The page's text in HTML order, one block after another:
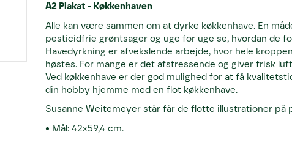
A2 Plakat - Køkkenhaven
Alle kan være sammen om at dyrke køkkenhave. En
pesticidfrie grøntsager og uge for uge se, hvordan de
Havedyrkning er afvekslende arbejde, hvor hele
høstes. For mange er det afstressende og giver frisk
Ved køkkenhave er der god mulighed for at få
din hobby hjemme med en flot køkkenhave.
Susanne Weitemeyer står får de flotte illustrationer på
• Mål: 42x59,4 cm.